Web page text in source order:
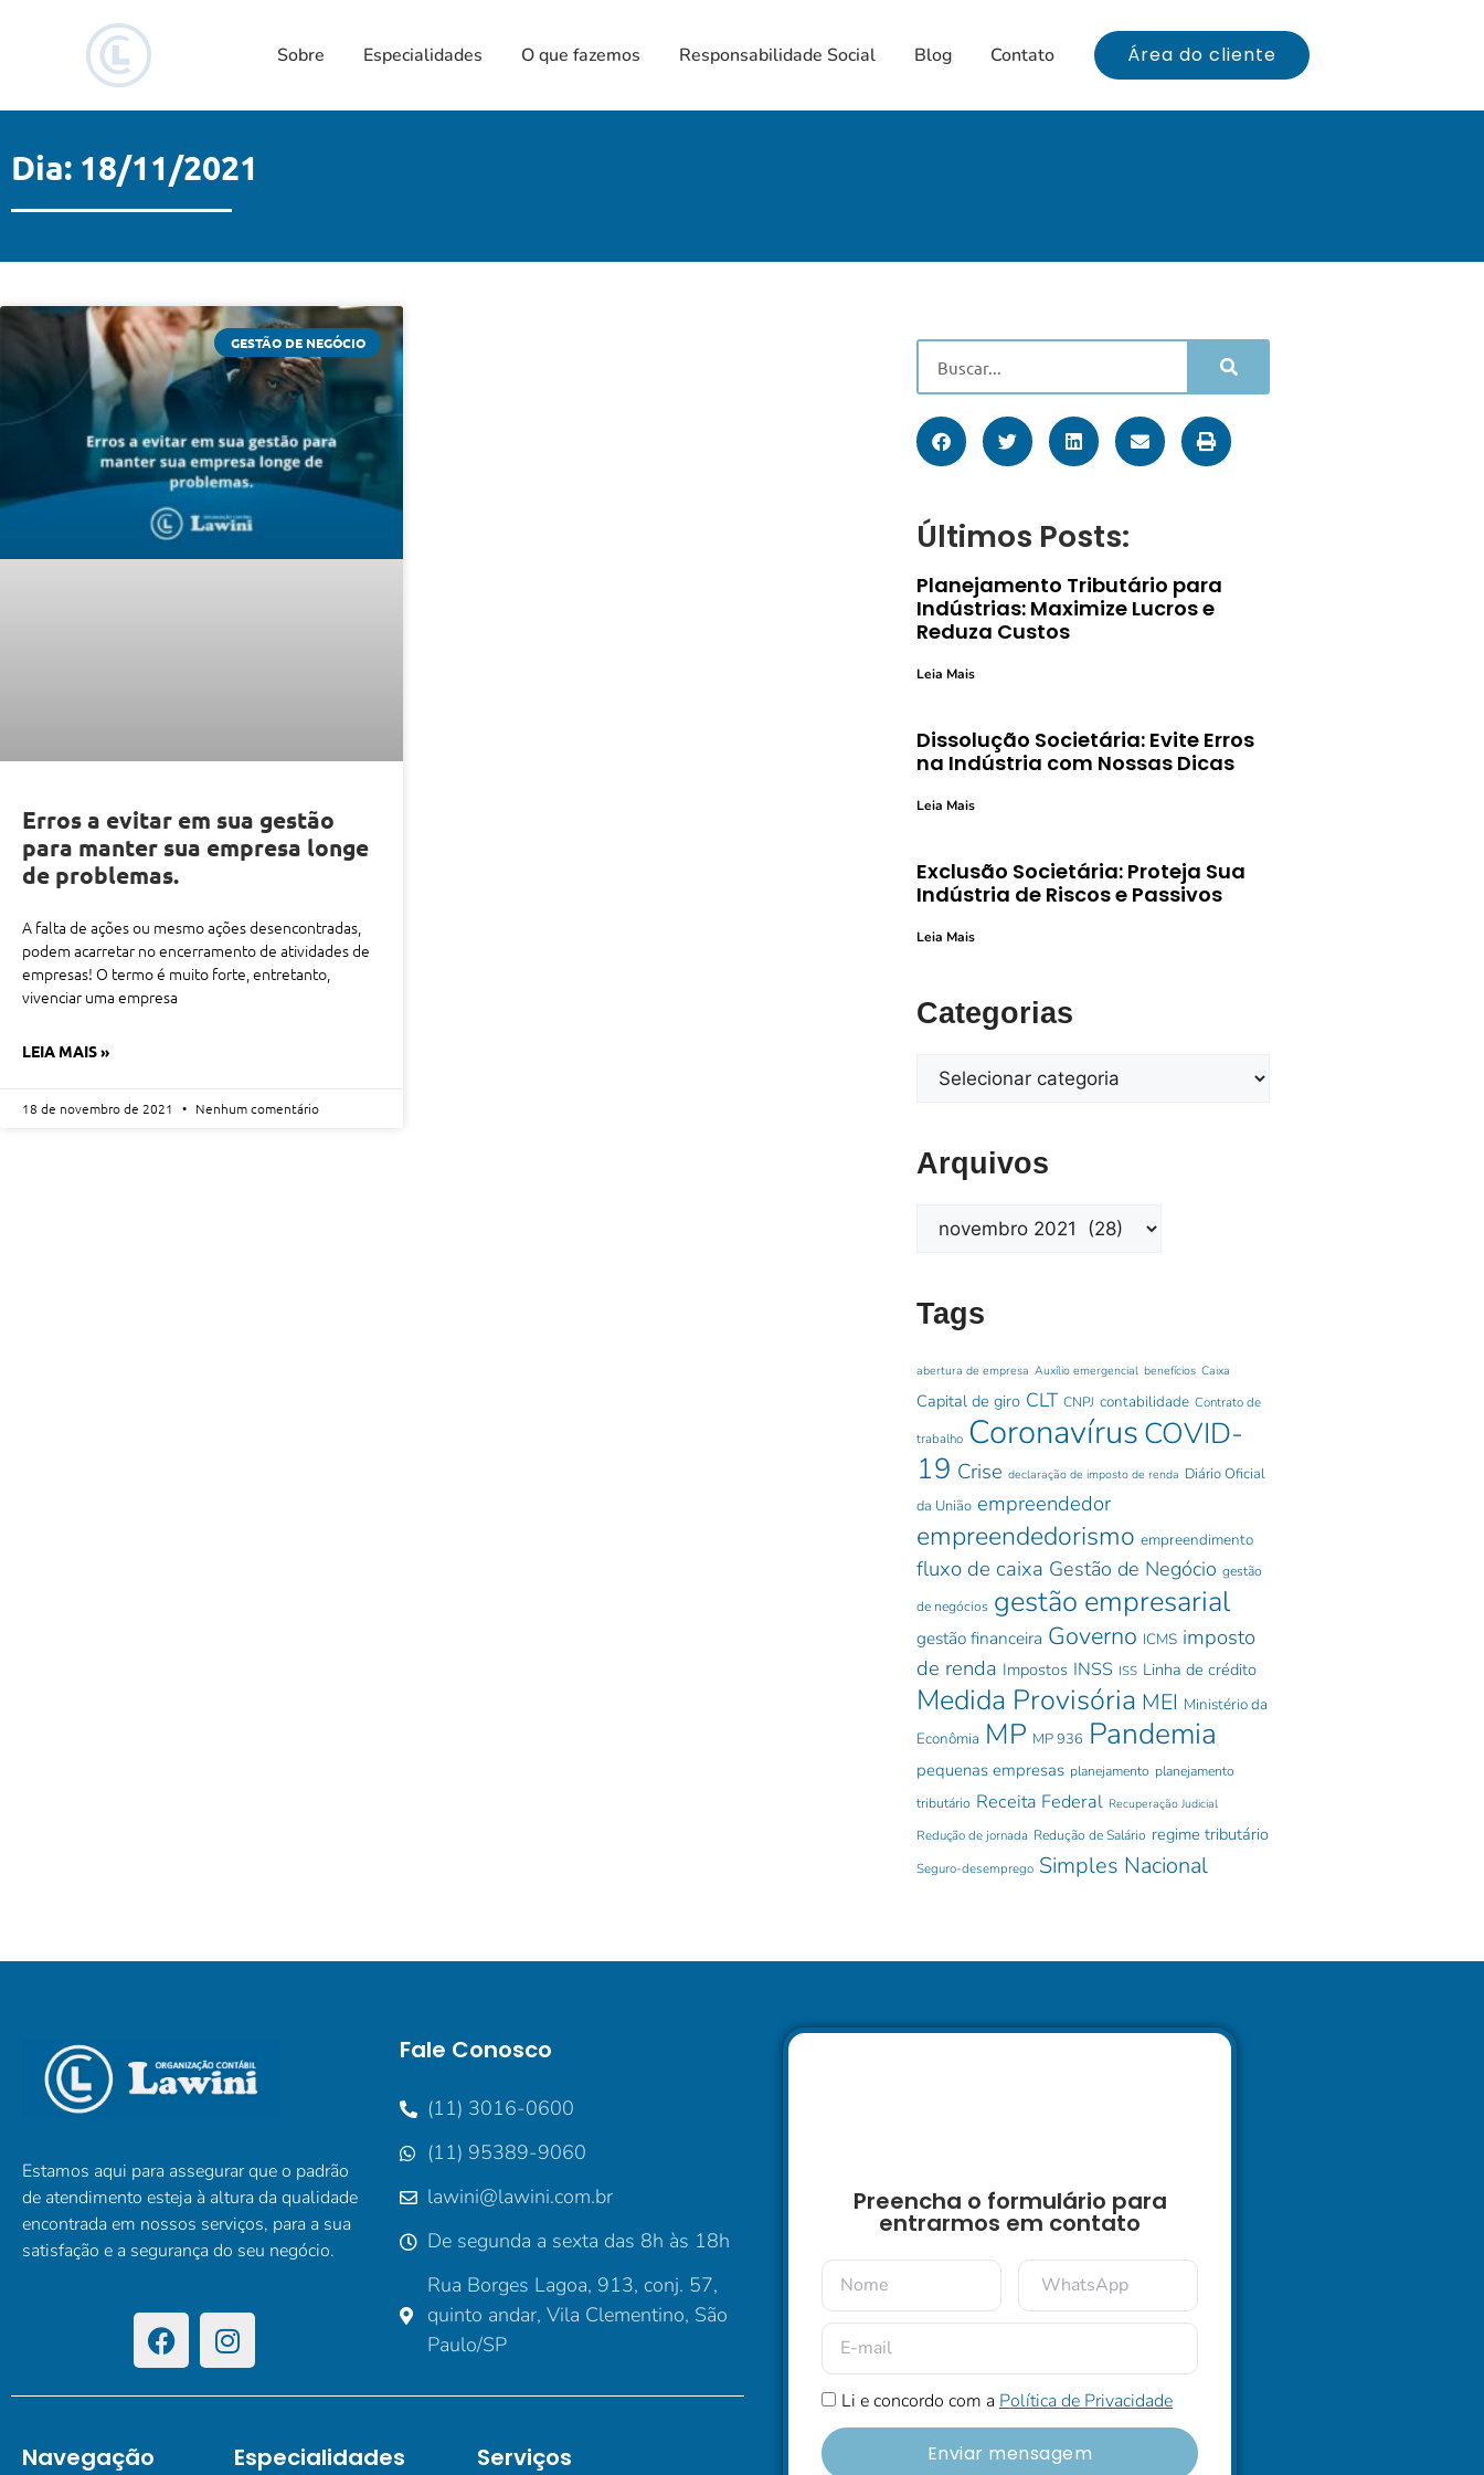
Sobre Especialidades O que fazemos Responsabilidade Social Blog Contato Área do cliente
Dia: 18/11/2021
GESTÃO DE NEGÓCIO
Erros a evitar em sua gestão
para manter sua empresa longe
de problemas.
A falta de ações ou mesmo ações desencontradas,
podem acarretar no encerramento de atividades de
empresas! O termo é muito forte, entretanto,
vivenciar uma empresa
LEIA MAIS »
18 de novembro de 2021 Nenhum comentário
Últimos Posts:
Planejamento Tributário para
Indústrias: Maximize Lucros e
Reduza Custos
Leia Mais
Dissolução Societária: Evite Erros
na Indústria com Nossas Dicas
Leia Mais
Exclusão Societária: Proteja Sua
Indústria de Riscos e Passivos
Leia Mais
Categorias
Arquivos
Tags
abertura de empresa Auxílio emergencial benefícios Caixa
Capital de giro CLT CNPJ contabilidade Contrato de
trabalho Coronavírus COVID-
19 Crise declaração de imposto de renda Diário Oficial
da União empreendedor
empreendedorismo empreendimento
fluxo de caixa Gestão de Negócio gestão
de negócios gestão empresarial
gestão financeira Governo ICMS imposto
de renda Impostos INSS ISS Linha de crédito
Medida Provisória MEI Ministério da
Econômia MP MP 936 Pandemia
pequenas empresas planejamento planejamento
tributário Receita Federal Recuperação Judicial
Redução de jornada Redução de Salário regime tributário
Seguro-desemprego Simples Nacional
Estamos aqui para assegurar que o padrão
de atendimento esteja à altura da qualidade
encontrada em nossos serviços, para a sua
satisfação e a segurança do seu negócio.
Fale Conosco
(11) 3016-0600
(11) 95389-9060
lawini@lawini.com.br
De segunda a sexta das 8h às 18h
Rua Borges Lagoa, 913, conj. 57,
quinto andar, Vila Clementino, São
Paulo/SP
Navegação Especialidades Serviços
Preencha o formulário para
entrarmos em contato
Li e concordo com a Política de Privacidade
Enviar mensagem